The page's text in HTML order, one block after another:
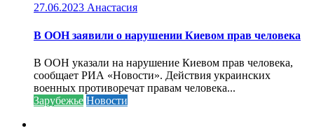
27.06.2023 Анастасия
В ООН заявили о нарушении Киевом прав человека
В ООН указали на нарушение Киевом прав человека,
сообщает РИА «Новости». Действия украинских
военных противоречат правам человека...
Зарубежье Новости